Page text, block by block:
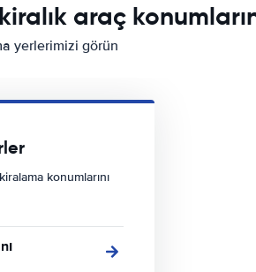
araç
yerlerimizi görün
konumlarını